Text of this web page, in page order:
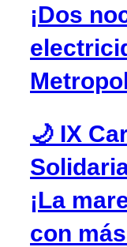
¡Dos
🌙 IX
¡La
con